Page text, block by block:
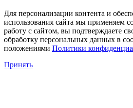
Для персонализации контента и
использования сайта мы применяем
работу с сайтом, вы подтверждаете
обработку персональных данных в
положениями Политики
Принять